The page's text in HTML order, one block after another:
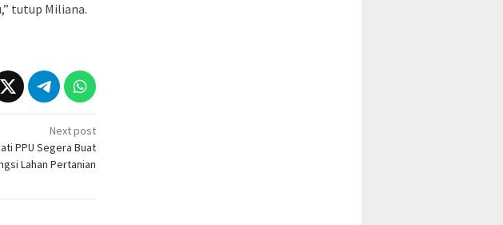
tutup Miliana.
Next post
PPU Segera Buat
Lahan Pertanian